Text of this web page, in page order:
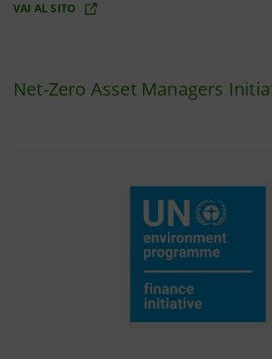
VAI AL SITO
Net-Zero Asset Managers